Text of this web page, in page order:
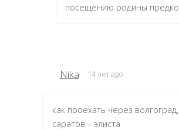
посещению родины
Nika 14 лет ago
как проехать через
саратов – элиста